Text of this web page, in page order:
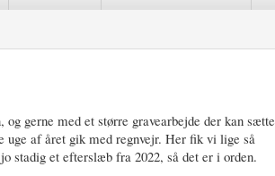
gerne med et større gravearbejde der kan sætte
uge af året gik med regnvejr. Her fik vi lige så
stadig et efterslæb fra 2022, så det er i orden.